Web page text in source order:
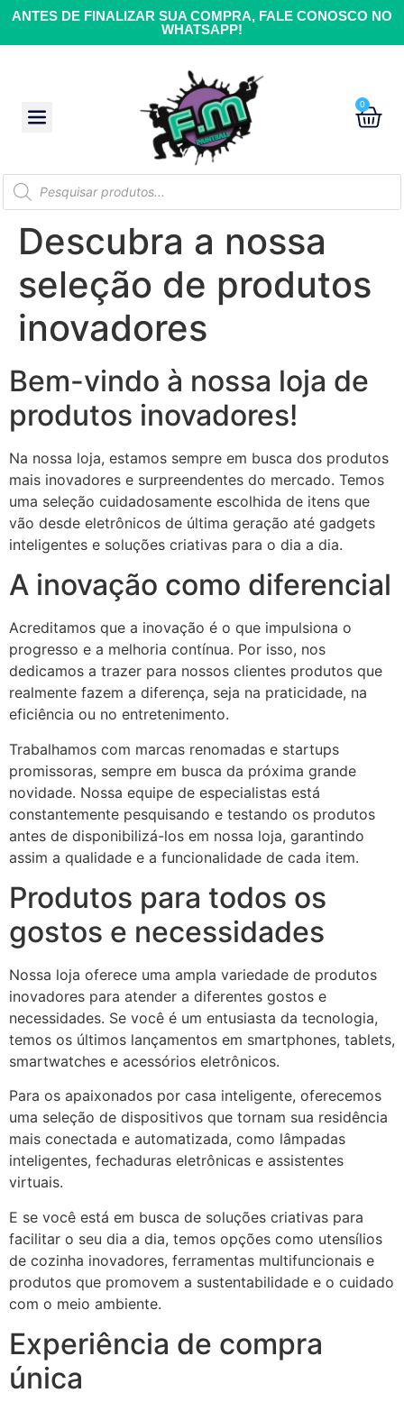
ANTES DE FINALIZAR SUA COMPRA, FALE CONOSCO NO
WHATSAPP!
0
Descubra a nossa
seleção de produtos
inovadores
Bem-vindo à nossa loja de
produtos inovadores!
Na nossa loja, estamos sempre em busca dos produtos
mais inovadores e surpreendentes do mercado. Temos
uma seleção cuidadosamente escolhida de itens que
vão desde eletrônicos de última geração até gadgets
inteligentes e soluções criativas para o dia a dia.
A inovação como diferencial
Acreditamos que a inovação é o que impulsiona o
progresso e a melhoria contínua. Por isso, nos
dedicamos a trazer para nossos clientes produtos que
realmente fazem a diferença, seja na praticidade, na
eficiência ou no entretenimento.
Trabalhamos com marcas renomadas e startups
promissoras, sempre em busca da próxima grande
novidade. Nossa equipe de especialistas está
constantemente pesquisando e testando os produtos
antes de disponibilizá-los em nossa loja, garantindo
assim a qualidade e a funcionalidade de cada item.
Produtos para todos os
gostos e necessidades
Nossa loja oferece uma ampla variedade de produtos
inovadores para atender a diferentes gostos e
necessidades. Se você é um entusiasta da tecnologia,
temos os últimos lançamentos em smartphones, tablets,
smartwatches e acessórios eletrônicos.
Para os apaixonados por casa inteligente, oferecemos
uma seleção de dispositivos que tornam sua residência
mais conectada e automatizada, como lâmpadas
inteligentes, fechaduras eletrônicas e assistentes
virtuais.
E se você está em busca de soluções criativas para
facilitar o seu dia a dia, temos opções como utensílios
de cozinha inovadores, ferramentas multifuncionais e
produtos que promovem a sustentabilidade e o cuidado
com o meio ambiente.
Experiência de compra
única